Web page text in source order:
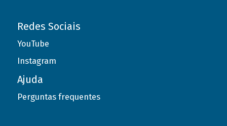
Redes Sociais
YouTube
Instagram
Ajuda
Perguntas frequentes